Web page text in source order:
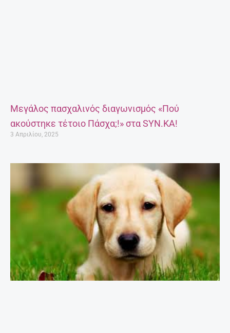
Μεγάλος πασχαλινός διαγωνισμός «Πού
ακούστηκε τέτοιο Πάσχα;!» στα SYN.KA!
3 Απριλίου, 2025